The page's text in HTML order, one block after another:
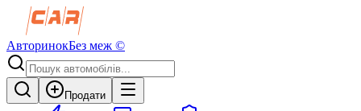
АвторинокБез меж ©
Продати